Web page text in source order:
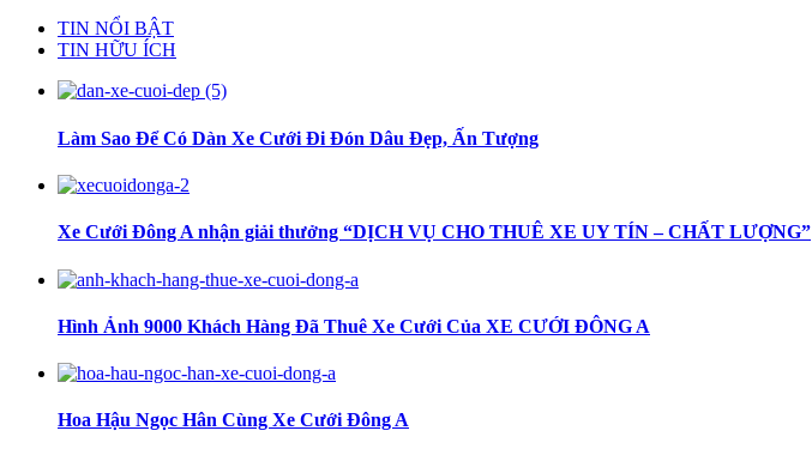
TIN NỔI BẬT
TIN HỮU ÍCH
Làm Sao Để Có Dàn Xe Cưới Đi Đón Dâu Đẹp, Ấn Tượng
Xe Cưới Đông A nhận giải thưởng “DỊCH VỤ CHO THUÊ XE UY TÍN – CHẤT LƯỢNG”
Hình Ảnh 9000 Khách Hàng Đã Thuê Xe Cưới Của XE CƯỚI ĐÔNG A
Hoa Hậu Ngọc Hân Cùng Xe Cưới Đông A